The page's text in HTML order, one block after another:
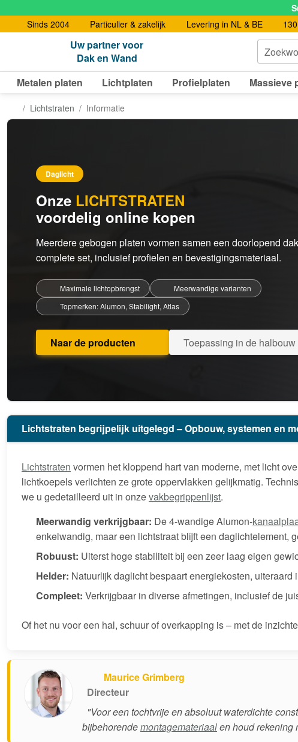
Sinds 2004
Particulier & zakelijk Levering in NL & BE
Uw partner voor
Dak en Wand
Metalen platen Lichtplaten Profielplaten Massieve
Lichtstraten Informatie
Daglicht
Onze LICHTSTRATEN
voordelig online kopen
Meerdere gebogen platen vormen samen een doorlopend
complete set, inclusief profielen en bevestigingsmateriaal.
Maximale lichtopbrengst
Meerwandige varianten
Topmerken: Alumon, Stabilight, Atlas
Naar de producten Toepassing in de halbouw
Lichtstraten begrijpelijk uitgelegd – Opbouw, systemen en
Lichtstraten vormen het kloppend hart van moderne, met licht
lichtkoepels verlichten ze grote oppervlakken gelijkmatig.
we u gedetailleerd uit in onzevakbegrippenlijst.
Meerwandig verkrijgbaar: De 4-wandige Alumon-
enkelwandig, maar een lichtstraat blijft een daglichtelement,
Robuust: Uiterst hoge stabiliteit bij een zeer laag eigen
Helder: Natuurlijk daglicht bespaart energiekosten,
Compleet: Verkrijgbaar in diverse afmetingen, inclusief de
Of het nu voor een hal, schuur of overkapping is – met de
Maurice Grimberg
Directeur
"Voor een tochtvrije en absoluut waterdichte
bijbehorendemontagemateriaalen houd rekening